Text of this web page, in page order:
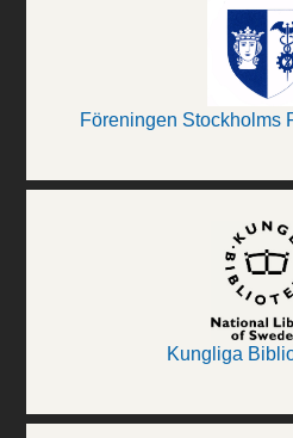
Föreningen Stockholms
Kungliga